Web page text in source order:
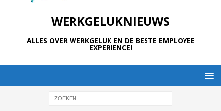
WERKGELUKNIEUWS
ALLES OVER WERKGELUK EN DE BESTE EMPLOYEE
EXPERIENCE!